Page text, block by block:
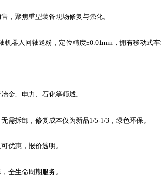
，聚焦重型装备现场修复与强化。
器人同轴送粉，定位精度±0.01mm，拥有移动式
金、电力、石化等领域。
需拆卸，修复成本仅为新品1/5-1/3，绿色环保。
优惠，报价透明。
全生命周期服务。